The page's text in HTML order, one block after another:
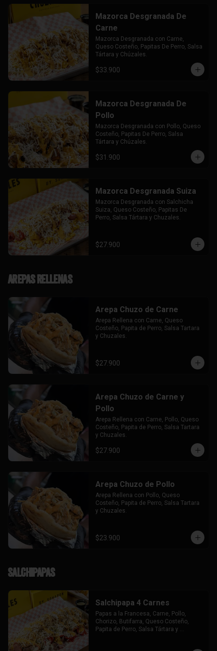
Mazorca Desgranada De
Carne
Mazorca Desgranada con Carne,
Queso Costeño, Papitas De Perro, Salsa
Tártara y Chúzales.
$33.900
Mazorca Desgranada De
Pollo
Mazorca Desgranada con Pollo, Queso
Costeño, Papitas De Perro, Salsa
Tártara y Chúzales.
$31.900
Mazorca Desgranada Suiza
Mazorca Desgranada con Salchicha
Suiza, Queso Costeño, Papitas De
Perro, Salsa Tártara y Chuzales.
$27.900
Arepas Rellenas
Arepa Chuzo de Carne
Arepa Rellena con Carne, Queso
Costeño, Papita de Perro, Salsa Tartara
y Chuzales.
$27.900
Arepa Chuzo de Carne y
Pollo
Arepa Rellena con Carne, Pollo, Queso
Costeño, Papita de Perro, Salsa Tartara
y Chuzales.
$27.900
Arepa Chuzo de Pollo
Arepa Rellena con Pollo, Queso
Costeño, Papita de Perro, Salsa Tartara
y Chuzales.
$23.900
Salchipapas
Salchipapa 4 Carnes
Papas a la Francesa, Carne, Pollo,
Chorizo, Butifarra, Queso Costeño,
Papita de Perro, Salsa Tártara y